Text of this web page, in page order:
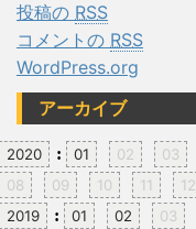
投稿の RSS
コメントの RSS
WordPress.org
アーカイブ
2020 : 01 02 03
08
09 10 11
12
2019
: 01 02 03